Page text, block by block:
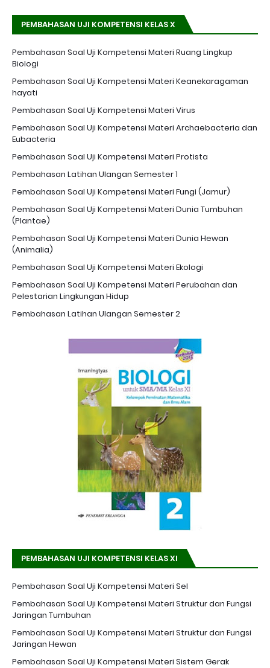
PEMBAHASAN UJI KOMPETENSI KELAS X
Pembahasan Soal Uji Kompetensi Materi Ruang Lingkup
Biologi
Pembahasan Soal Uji Kompetensi Materi Keanekaragaman
hayati
Pembahasan Soal Uji Kompetensi Materi Virus
Pembahasan Soal Uji Kompetensi Materi Archaebacteria dan
Eubacteria
Pembahasan Soal Uji Kompetensi Materi Protista
Pembahasan Latihan Ulangan Semester 1
Pembahasan Soal Uji Kompetensi Materi Fungi (Jamur)
Pembahasan Soal Uji Kompetensi Materi Dunia Tumbuhan
(Plantae)
Pembahasan Soal Uji Kompetensi Materi Dunia Hewan
(Animalia)
Pembahasan Soal Uji Kompetensi Materi Ekologi
Pembahasan Soal Uji Kompetensi Materi Perubahan dan
Pelestarian Lingkungan Hidup
Pembahasan Latihan Ulangan Semester 2
PEMBAHASAN UJI KOMPETENSI KELAS XI
Pembahasan Soal Uji Kompetensi Materi Sel
Pembahasan Soal Uji Kompetensi Materi Struktur dan Fungsi
Jaringan Tumbuhan
Pembahasan Soal Uji Kompetensi Materi Struktur dan Fungsi
Jaringan Hewan
Pembahasan Soal Uji Kompetensi Materi Sistem Gerak